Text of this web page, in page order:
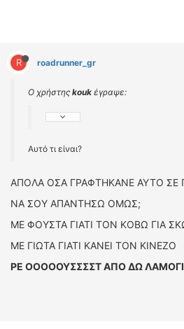
R roadrunner_gr
Ο χρήστης kouk έγραψε:
Αυτό τι είναι?
ΑΠΟΛΑ ΟΣΑ ΓΡΑΦΤΗΚΑΝΕ ΑΥΤΟ ΣΕ
ΝΑ ΣΟΥ ΑΠΑΝΤΗΣΩ ΟΜΩΣ;
ΜΕ ΦΟΥΣΤΑ ΓΙΑΤΙ ΤΟΝ ΚΟΒΩ ΓΙΑ
ΜΕ ΓΙΩΤΑ ΓΙΑΤΙ ΚΑΝΕΙ ΤΟΝ ΚΙΝΕΖΟ
ΡΕ ΟΟΟΟΟΥΣΣΣΣΤ ΑΠΟ ΔΩ